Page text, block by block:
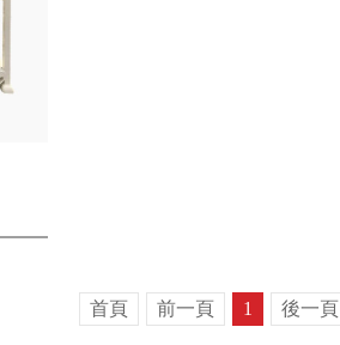
首頁 前一頁 1 後一頁